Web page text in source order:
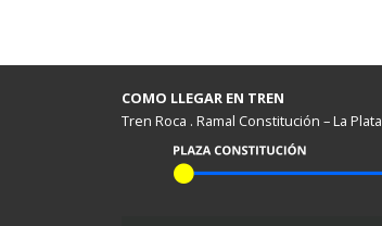
COMO LLEGAR EN TREN
Tren Roca . Ramal Constitución – La Plata